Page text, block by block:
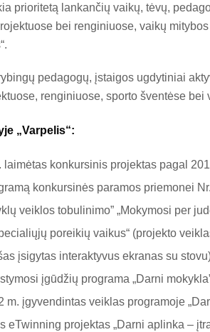
prioritetą lankančių vaikų, tėvų,
bei renginiuose, vaikų
pedagogų, įstaigos ugdytiniai
renginiuose, sporto šventėse bei
„Varpelis“:
laimėtas konkursinis projektas pagal
konkursinės paramos priemonei
veiklos tobulinimo” „Mokymosi per
poreikių vaikus“ (projekto
įsigytas interaktyvus ekranas su
įgūdžių programa „Darni
m. įgyvendintas veiklas programoje
eTwinning projektas „Darni aplinka –